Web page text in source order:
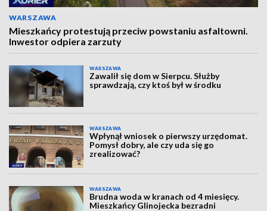
WARSZAWA
Mieszkańcy protestują przeciw powstaniu asfaltowni.
Inwestor odpiera zarzuty
WARSZAWA
Zawalił się dom w Sierpcu. Służby
sprawdzają, czy ktoś był w środku
WARSZAWA
Wpłynął wniosek o pierwszy urzędomat.
Pomysł dobry, ale czy uda się go
zrealizować?
WARSZAWA
Brudna woda w kranach od 4 miesięcy.
Mieszkańcy Glinojecka bezradni